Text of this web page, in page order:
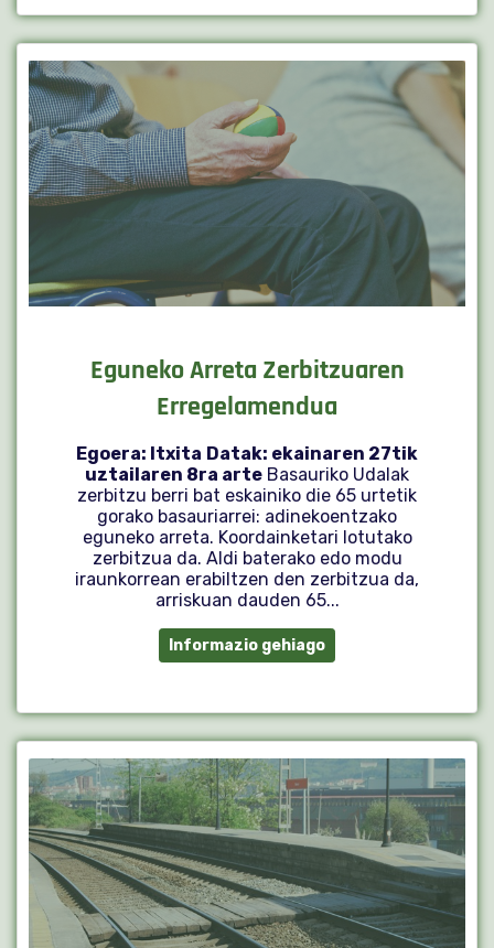
Eguneko Arreta Zerbitzuaren
Erregelamendua
Egoera: Itxita Datak: ekainaren 27tik
uztailaren 8ra arte Basauriko Udalak
zerbitzu berri bat eskainiko die 65 urtetik
gorako basauriarrei: adinekoentzako
eguneko arreta. Koordainketari lotutako
zerbitzua da. Aldi baterako edo modu
iraunkorrean erabiltzen den zerbitzua da,
arriskuan dauden 65...
Informazio gehiago